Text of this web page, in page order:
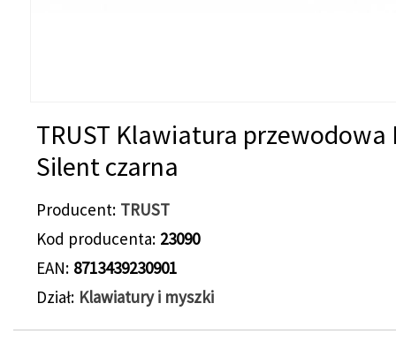
TRUST Klawiatura przewodowa
Silent czarna
Producent TRUST
Kod producenta 23090
EAN 8713439230901
Dział Klawiatury i myszki